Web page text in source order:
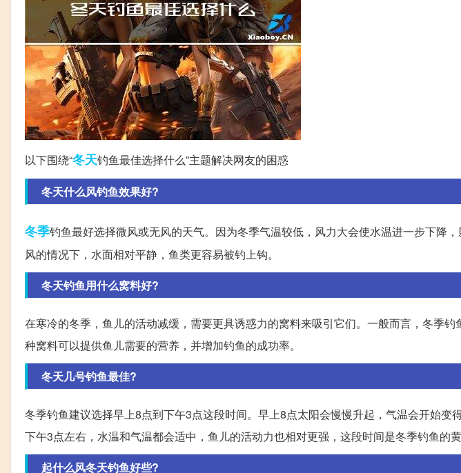
以下围绕“冬天钓鱼最佳选择什么”主题解决网友的困惑
冬天什么风钓鱼效果好?
冬季钓鱼最好选择微风或无风的天气。因为冬季气温较低，风力大会使水温进一步下降
风的情况下，水面相对平静，鱼类更容易被钓上钩。
冬天钓鱼用什么窝料好?
在寒冷的冬季，鱼儿的活动减缓，需要更具诱惑力的窝料来吸引它们。一般而言，冬季
种窝料可以提供鱼儿需要的营养，并增加钓鱼的成功率。
冬天几号钓鱼最佳?
冬季钓鱼建议选择早上8点到下午3点这段时间。早上8点太阳会慢慢升起，气温会开始变
下午3点左右，水温和气温都会适中，鱼儿的活动力也相对更强，这段时间是冬季钓鱼的黄
起什么风冬天钓鱼好些?